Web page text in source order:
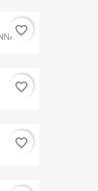
favorite_border
favorite_border
favorite_border